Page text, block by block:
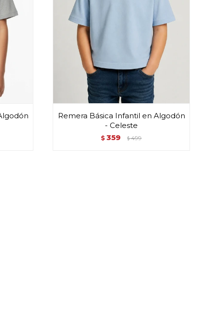
Remera Básica Infantil en Algodón
- Celeste
$ 359 $ 499